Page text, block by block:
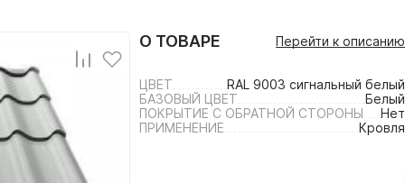
О ТОВАРЕ Перейти к описанию
ЦВЕТ
RAL 9003 сигнальный белый
БАЗОВЫЙ ЦВЕТ
Белый
ПОКРЫТИЕ С ОБРАТНОЙ СТОРОНЫ
Нет
ПРИМЕНЕНИЕ
Кровля